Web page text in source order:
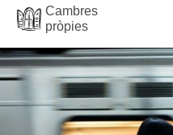
Cambres
pròpies